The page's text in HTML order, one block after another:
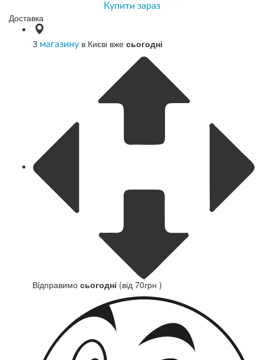
Купити зараз
Доставка
З магазину в Києві вже сьогодні
Відправимо сьогодні (від 70грн )